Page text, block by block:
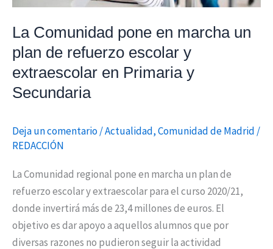
La Comunidad pone en marcha un
plan de refuerzo escolar y
extraescolar en Primaria y
Secundaria
Deja un comentario/Actualidad,Comunidad de Madrid /
REDACCIÓN
La Comunidad regional pone en marcha un plan de
refuerzo escolar y extraescolar para el curso 2020/21,
donde invertirá más de 23,4 millones de euros. El
objetivo es dar apoyo a aquellos alumnos que por
diversas razones no pudieron seguir la actividad
escolar
y
extraescolar
en
Primaria
Secundaria